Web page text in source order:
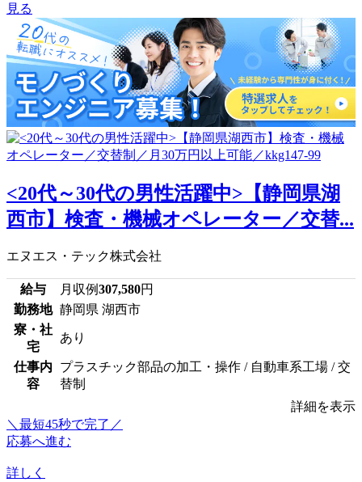
見る
<20代～30代の男性活躍中>【静岡県湖
西市】検査・機械オペレーター／交替...
エヌエス・テック株式会社
給与 月収例307,580円
勤務地 静岡県 湖西市
寮・社
宅
あり
仕事内
容
プラスチック部品の加工・操作 / 自動車系工場 / 交
替制
詳細を表示
＼最短45秒で完了／
応募へ進む
詳しく